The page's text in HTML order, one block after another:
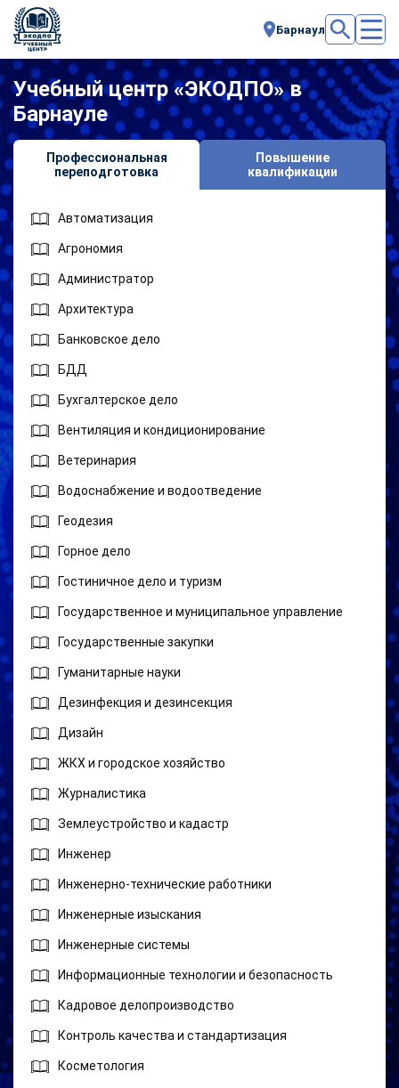
Барнаул
Учебный центр «ЭКОДПО» в
Барнауле
Профессиональная
переподготовка
Повышение
квалификации
Автоматизация
Агрономия
Администратор
Архитектура
Банковское дело
БДД
Бухгалтерское дело
Вентиляция и кондиционирование
Ветеринария
Водоснабжение и водоотведение
Геодезия
Горное дело
Гостиничное дело и туризм
Государственное и муниципальное управление
Государственные закупки
Гуманитарные науки
Дезинфекция и дезинсекция
Дизайн
ЖКХ и городское хозяйство
Журналистика
Землеустройство и кадастр
Инженер
Инженерно-технические работники
Инженерные изыскания
Инженерные системы
Информационные технологии и безопасность
Кадровое делопроизводство
Контроль качества и стандартизация
Косметология